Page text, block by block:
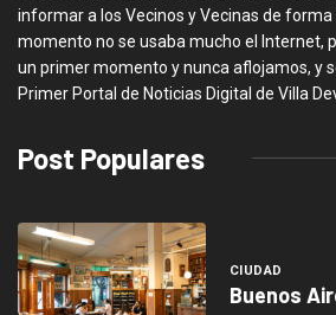
informar a los Vecinos y Vecinas de forma
momento no se usaba mucho el Internet,
un primer momento y nunca aflojamos, y
Primer Portal de Noticias Digital de Villa
Post Populares
CIUDAD
Buenos